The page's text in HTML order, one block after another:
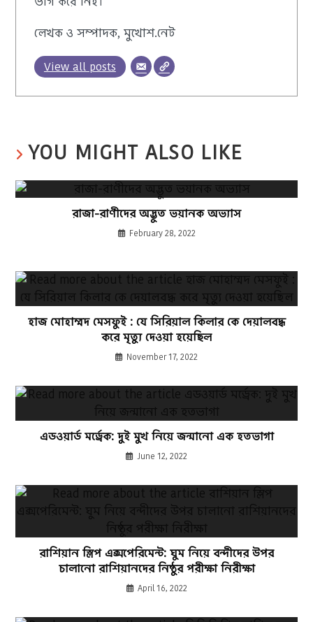
লেখক ও সম্পাদক, মুখোশ.নেট
View all posts
YOU MIGHT ALSO LIKE
রাজা-রাণীদের অদ্ভুত ভয়ানক অভ্যাস
February 28, 2022
হাজ মোহাম্মদ মেসফুই : যে সিরিয়াল কিলার কে দেয়ালবদ্ধ
করে মৃত্যু দেওয়া হয়েছিল
November 17, 2022
এডওয়ার্ড মর্ড্রেক: দুই মুখ নিয়ে জন্মানো এক হতভাগা
June 12, 2022
রাশিয়ান স্লিপ এক্সপেরিমেন্ট: ঘুম নিয়ে বন্দীদের উপর
চালানো রাশিয়ানদের নিষ্ঠুর পরীক্ষা নিরীক্ষা
April 16, 2022